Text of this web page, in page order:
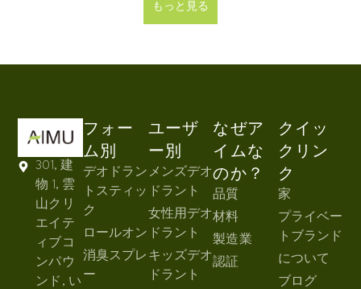
もっと見る
301, 建
物 1, 雲
山クリ
エイテ
ィブコ
ンパウ
ンド, い
フォー
ム別
デオドラン
トスティッ
ク
ロールオン
消臭スプレ
ー
ユーザ
ー別
メンズデオ
ドラント
女性用デオ
ドラント
キッズデオ
ドラント
なぜア
イムな
のか？
品質
材料
製造業
認証
クイッ
クリン
ク
家
プライベー
トブランド
について
ブログ